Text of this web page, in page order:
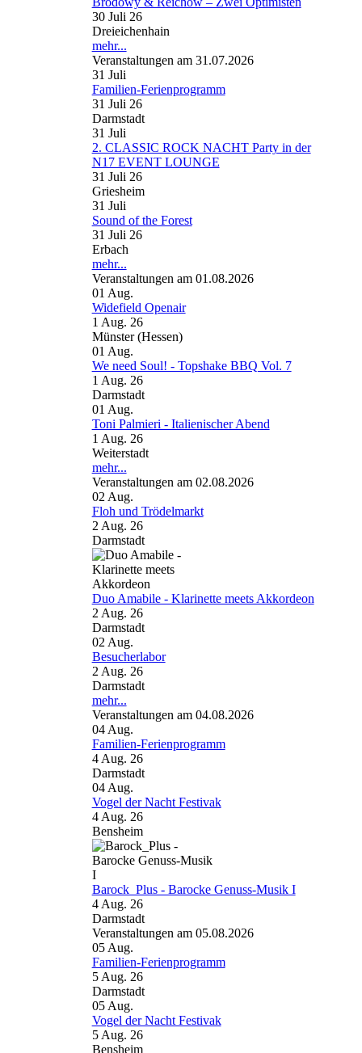
30 Juli 26
Dreieichenhain
mehr...
Veranstaltungen am 31.07.2026
31 Juli
Familien-Ferienprogramm
31 Juli 26
Darmstadt
31 Juli
2. CLASSIC ROCK NACHT Party in der
N17 EVENT LOUNGE
31 Juli 26
Griesheim
31 Juli
Sound of the Forest
31 Juli 26
Erbach
mehr...
Veranstaltungen am 01.08.2026
01 Aug.
Widefield Openair
1 Aug. 26
Münster (Hessen)
01 Aug.
We need Soul! - Topshake BBQ Vol. 7
1 Aug. 26
Darmstadt
01 Aug.
Toni Palmieri - Italienischer Abend
1 Aug. 26
Weiterstadt
mehr...
Veranstaltungen am 02.08.2026
02 Aug.
Floh und Trödelmarkt
2 Aug. 26
Darmstadt
Duo Amabile - Klarinette meets Akkordeon
2 Aug. 26
Darmstadt
02 Aug.
Besucherlabor
2 Aug. 26
Darmstadt
mehr...
Veranstaltungen am 04.08.2026
04 Aug.
Familien-Ferienprogramm
4 Aug. 26
Darmstadt
04 Aug.
Vogel der Nacht Festivak
4 Aug. 26
Bensheim
Barock_Plus - Barocke Genuss-Musik I
4 Aug. 26
Darmstadt
Veranstaltungen am 05.08.2026
05 Aug.
Familien-Ferienprogramm
5 Aug. 26
Darmstadt
05 Aug.
Vogel der Nacht Festivak
5 Aug. 26
Bensheim